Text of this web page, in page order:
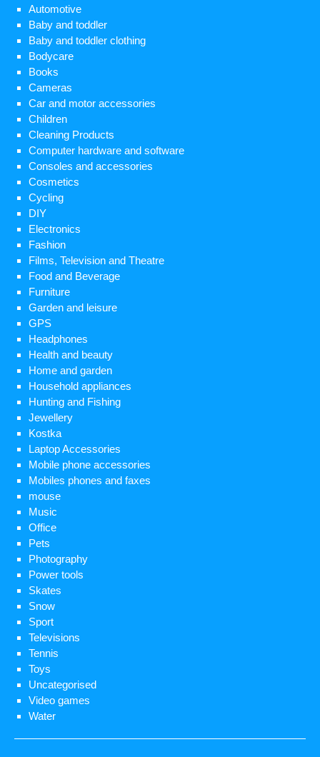
Automotive
Baby and toddler
Baby and toddler clothing
Bodycare
Books
Cameras
Car and motor accessories
Children
Cleaning Products
Computer hardware and software
Consoles and accessories
Cosmetics
Cycling
DIY
Electronics
Fashion
Films, Television and Theatre
Food and Beverage
Furniture
Garden and leisure
GPS
Headphones
Health and beauty
Home and garden
Household appliances
Hunting and Fishing
Jewellery
Kostka
Laptop Accessories
Mobile phone accessories
Mobiles phones and faxes
mouse
Music
Office
Pets
Photography
Power tools
Skates
Snow
Sport
Televisions
Tennis
Toys
Uncategorised
Video games
Water